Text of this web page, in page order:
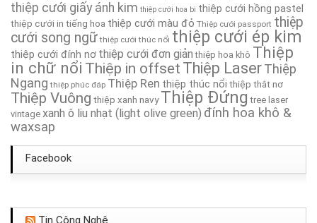
Thiệp Cưới TA109
Thiệp Cưới TA203A
Thiệp Cưới TA234A
thiệp cưới giấy ánh kim thiệp cưới hoa bi thiệp cưới hồng pastel
thiệp cưới in tiếng hoa thiệp cưới màu đỏ Thiệp cưới passport thiệp
cưới song ngữ thiệp cưới thúc nổi thiệp cưới ép kim
thiệp cưới đính nơ thiệp cưới đơn giản thiệp hoa khô Thiệp
in chữ nổi Thiệp in offset Thiệp LaserThiệp
Ngang thiệp phúc đáp Thiệp Ren thiệp thúc nổi thiệp thắt nơ
Thiệp Vuông thiệp xanh navy Thiệp Đứng tree laser
vintage xanh ô liu nhạt (light olive green) đính hoa khô &
waxsap
Facebook
Tin Công Nghệ